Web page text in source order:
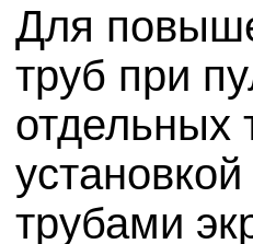
Для
труб при
отдельных
трубами